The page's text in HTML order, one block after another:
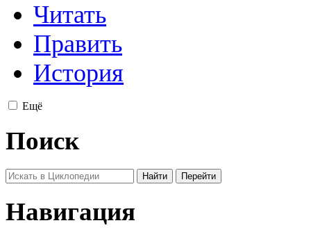
Читать
Править
История
Ещё
Поиск
Навигация